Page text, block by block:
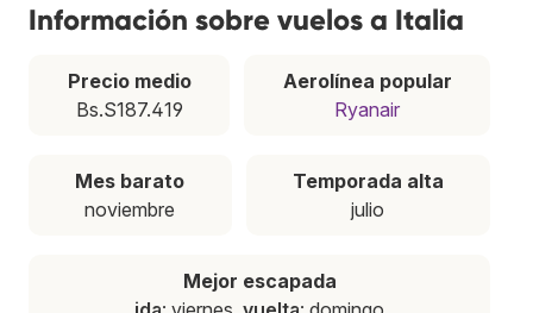
Información sobre vuelos a Italia
Precio medio
Bs.S187.419
Aerolínea popular
Ryanair
Mes barato
noviembre
Temporada alta
julio
Mejor escapada